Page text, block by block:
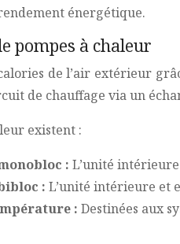
énergétique.
pompes à chaleur
de l’air extérieur
de chauffage via un
existent :
: L’unité
: L’unité intérieure et
: Destinées aux